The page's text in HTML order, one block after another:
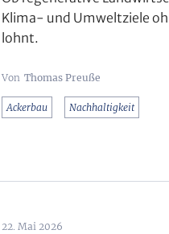
Klima- und Umweltziele
lohnt.
Thomas Preuße
Ackerbau Nachhaltigkeit
22. Mai 2026